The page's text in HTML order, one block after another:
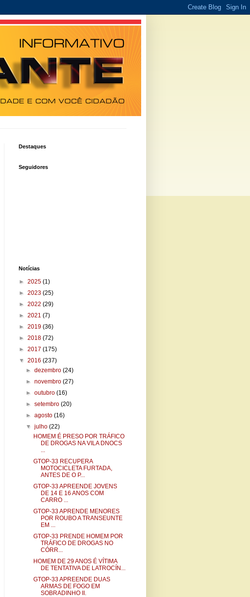
Destaques
Seguidores
Notícias
► 2025 (1)
► 2023 (25)
► 2022 (29)
► 2021 (7)
► 2019 (36)
► 2018 (72)
► 2017 (175)
▼ 2016 (237)
►dezembro(24)
►novembro(27)
►outubro(16)
►setembro(20)
►agosto(16)
▼julho(22)
HOMEM É PRESO POR TRÁFICO
DE DROGAS NA VILA DNOCS
...
GTOP-33 RECUPERA
MOTOCICLETA FURTADA,
ANTES DE O P...
GTOP-33 APREENDE JOVENS
DE 14 E 16 ANOS COM
CARRO ...
GTOP-33 APRENDE MENORES
POR ROUBO A TRANSEUNTE
EM ...
GTOP-33 PRENDE HOMEM POR
TRÁFICO DE DROGAS NO
CÓRR...
HOMEM DE 29 ANOS É VÍTIMA
DE TENTATIVA DE LATROCÍN...
GTOP-33 APREENDE DUAS
ARMAS DE FOGO EM
SOBRADINHO II.